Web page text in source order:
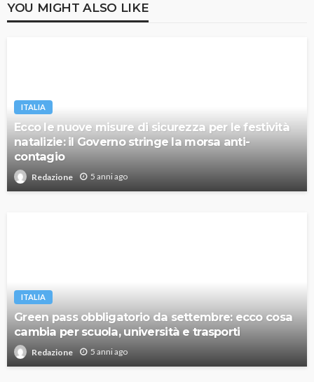
YOU MIGHT ALSO LIKE
ITALIA
Ecco le nuove misure di sicurezza per le festività
natalizie: il Governo stringe la morsa anti-
contagio
Redazione 5 anni ago
ITALIA
Green pass obbligatorio da settembre: ecco cosa
cambia per scuola, università e trasporti
Redazione 5 anni ago